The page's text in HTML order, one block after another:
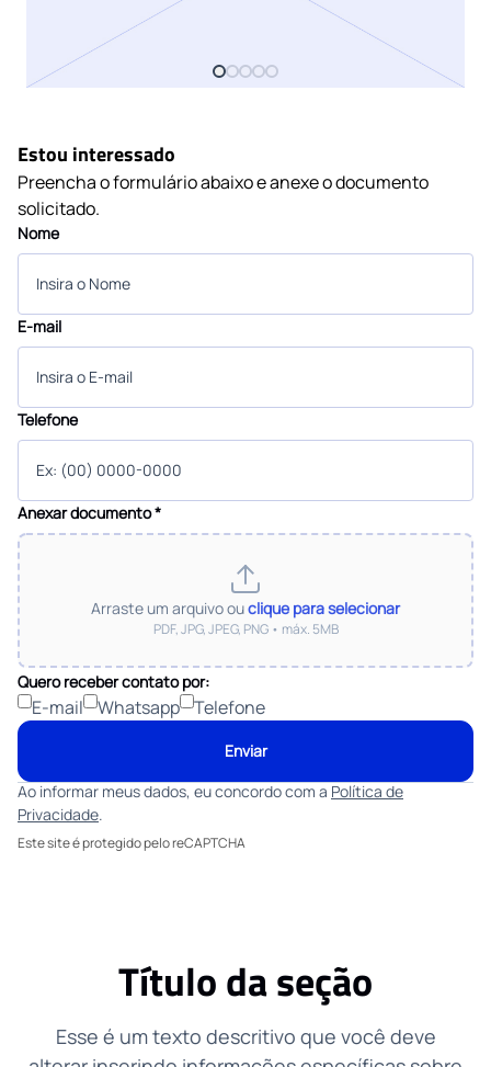
Estou interessado
Preencha o formulário abaixo e anexe o documento
solicitado.
Nome
E-mail
Telefone
Anexar documento*
Arraste um arquivo ouclique para selecionar
PDF, JPG, JPEG, PNG• máx. 5MB
Quero receber contato por:
E-mail Whatsapp Telefone
Enviar
Ao informar meus dados, eu concordo com a Política de
Privacidade.
Este site é protegido pelo reCAPTCHA
Título da seção
Esse é um texto descritivo que você deve